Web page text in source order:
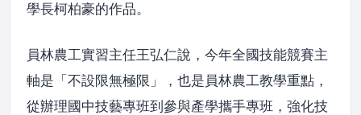
學長柯柏豪的作品。
員林農工實習主任王弘仁說，今年全國技能競賽主
軸是「不設限無極限」，也是員林農工教學重點，
從辦理國中技藝專班到參與產學攜手專班，強化技